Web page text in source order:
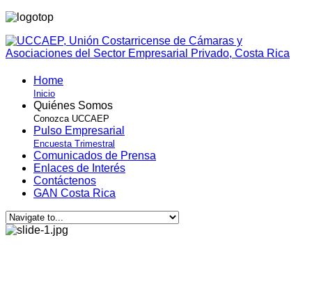
Home
Inicio
Quiénes Somos
Conozca UCCAEP
Pulso Empresarial
Encuesta Trimestral
Comunicados de Prensa
Enlaces de Interés
Contáctenos
GAN Costa Rica